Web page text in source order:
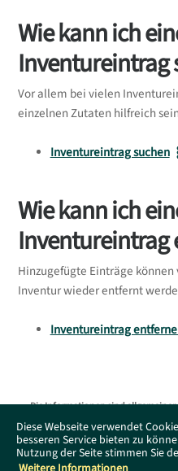
Diese Webseite verwendet
besseren Service bieten zu
Nutzung der Seite stimmen Sie
Wie kann ich
Inventureintrag
Vor allem bei vielen
einzelnen Zutaten hilfreich
Inventureintrag suchen
Wie kann ich
Inventureintrag
Hinzugefügte Einträge
Inventur wieder entfernt
Inventureintrag
Die Informationen sind
Das Supportportal erhebt keinen
bleiben ohne Vorankündigung
darauf hingewiesen, dass die
Form